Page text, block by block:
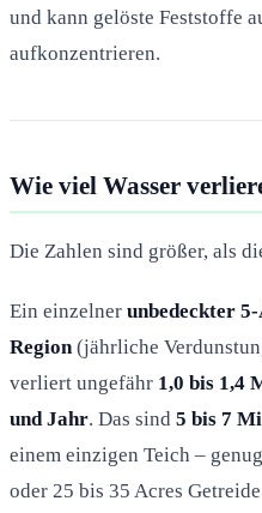
und kann gelöste Feststoffe
aufkonzentrieren.
Wie viel Wasser
Die Zahlen sind größer, als
Ein einzelner unbedeckter
Region(jährliche
verliert ungefähr 1,0 bis 1,4
und Jahr. Das sind 5 bis 7
einem einzigen Teich –
oder 25 bis 35 Acres